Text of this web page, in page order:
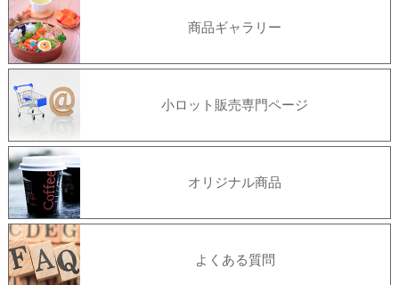
商品ギャラリー
小ロット販売専門ページ
オリジナル商品
よくある質問